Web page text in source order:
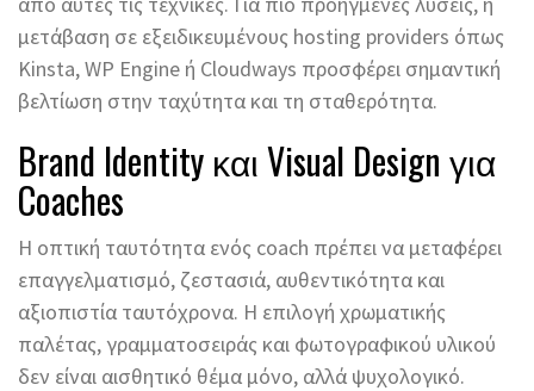
μετάβαση σε εξειδικευμένους hosting providers όπως
Kinsta, WP Engine ή Cloudways προσφέρει σημαντική
βελτίωση στην ταχύτητα και τη σταθερότητα.
Brand Identity και Visual Design για
Coaches
Η οπτική ταυτότητα ενός coach πρέπει να μεταφέρει
επαγγελματισμό, ζεστασιά, αυθεντικότητα και
αξιοπιστία ταυτόχρονα. Η επιλογή χρωματικής
παλέτας, γραμματοσειράς και φωτογραφικού υλικού
δεν είναι αισθητικό θέμα μόνο, αλλά ψυχολογικό.